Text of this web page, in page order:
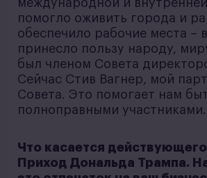
международной и
помогло оживить города и
обеспечило рабочие места –
принесло пользу народу,
был членом Совета
Сейчас Стив Вагнер, мой
Совета. Это помогает нам
полноправными участниками.
Что касается
Приход Дональда Трампа.